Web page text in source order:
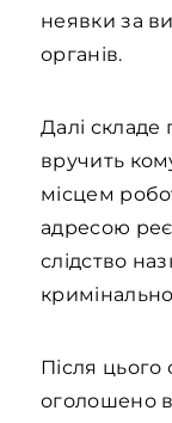
неявки за
органів.
Далі складе
вручить
місцем
адресою
слідство
Після цього
оголошено